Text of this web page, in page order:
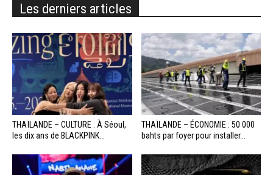
Les derniers articles
THAÏLANDE – CULTURE : À Séoul,
les dix ans de BLACKPINK...
THAÏLANDE – ÉCONOMIE : 50 000
bahts par foyer pour installer...